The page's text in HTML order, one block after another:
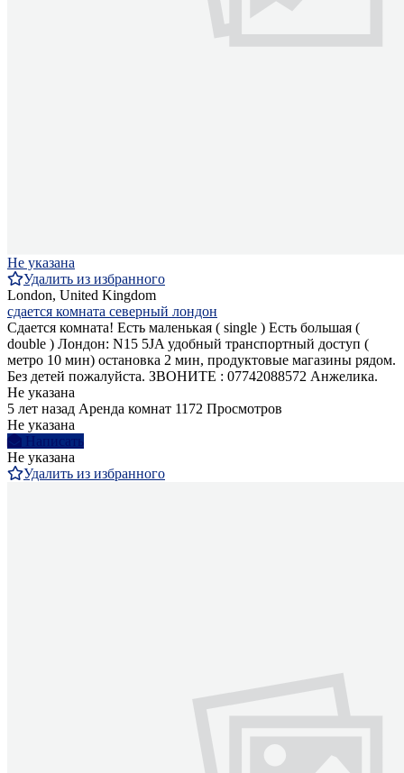
Не указана
Удалить из избранного
London, United Kingdom
сдается комната северный лондон
Сдается комната! Есть маленькая ( single ) Есть большая (
double ) Лондон: N15 5JA удобный транспортный доступ (
метро 10 мин) остановка 2 мин, продуктовые магазины рядом.
Без детей пожалуйста. ЗВОНИТЕ : 07742088572 Анжелика.
Не указана
5 лет назад Аренда комнат 1172 Просмотров
Не указана
Написать
Не указана
Удалить из избранного